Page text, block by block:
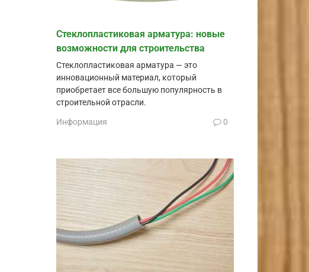
Стеклопластиковая арматура: новые
возможности для строительства
Стеклопластиковая арматура — это
инновационный материал, который
приобретает все большую популярность в
строительной отрасли.
Информация 0